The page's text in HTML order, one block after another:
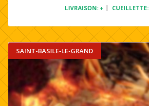
LIVRAISON: + CUEILLETTE:
SAINT-BASILE-LE-GRAND